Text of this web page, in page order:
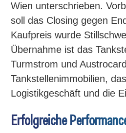
Wien unterschrieben.
soll das Closing gegen
Kaufpreis wurde
Übernahme ist das
Turmstrom und
Tankstellenimmobilien,
Logistikgeschäft und die
Erfolgreiche